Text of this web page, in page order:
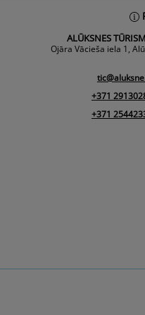
ALŪKSNES
Ojāra Vācieša iela 1,
+371
+371